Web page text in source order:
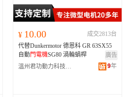
¥ 10.00
成交2813台
代替Dunkermotor 德恩科 GR 63SX55
自動門 電機SG80 渦輪蝸桿
廣告
溫州君功動力科技有限公司
9年